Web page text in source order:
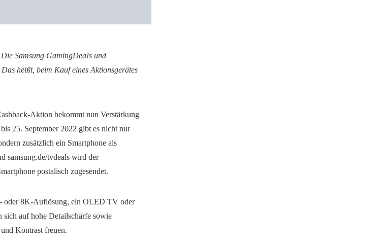
Samsung GamingDea!s und
heißt, beim Kauf eines Aktionsgerätes
Aktion bekommt nun Verstärkung
25. September 2022 gibt es nicht nur
zusätzlich ein Smartphone als
samsung.de/tvdeals wird der
postalisch zugesendet.
oder 8K-Auflösung, ein OLED TV oder
auf hohe Detailschärfe sowie
Kontrast freuen.